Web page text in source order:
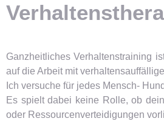
Ganzheitliches Verhaltenstraining
auf die Arbeit mit
Ich versuche für jedes Mensch-
Es spielt dabei keine Rolle, ob
oder Ressourcenverteidigungen